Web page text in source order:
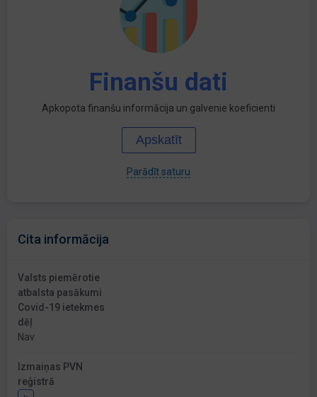
Finanšu dati
Apkopota finanšu informācija un galvenie koeficienti
Apskatīt
Parādīt saturu
Cita informācija
Valsts piemērotie
atbalsta pasākumi
Covid-19 ietekmes
dēļ
Nav
Izmaiņas PVN
reģistrā